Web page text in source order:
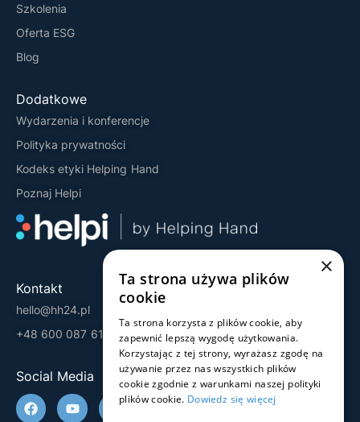
Szkolenia
Oferta ESG
Blog
Dodatkowe
Wydarzenia i konferencje
Polityka prywatności
Kodeks etyki Helping Hand
Poznaj Helpi
Kontakt
hello@hh24.pl
+48 600 087 613
Social Media
×
Ta strona używa plików
cookie
Ta strona korzysta z plików cookie, aby
zapewnić lepszą wygodę użytkowania.
Korzystając z tej strony, wyrażasz zgodę na
używanie przez nas wszystkich plików
cookie zgodnie z warunkami naszej polityki
plików cookie. Dowiedz się więcej